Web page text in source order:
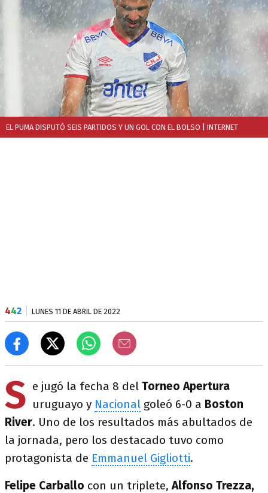
EL PUMA DISPUTÓ SEIS PARTIDOS Y UN GOL CON EL BOLSO | INTERNET
442 LUNES 11 DE ABRIL DE 2022
S e jugó la fecha 8 del Torneo Apertura
uruguayo y Nacional goleó 6-0 a Boston
River. Uno de los resultados más abultados de
la jornada, pero los destacado tuvo como
protagonista de Emmanuel Gigliotti.
Felipe Carballo con un triplete, Alfonso Trezza,